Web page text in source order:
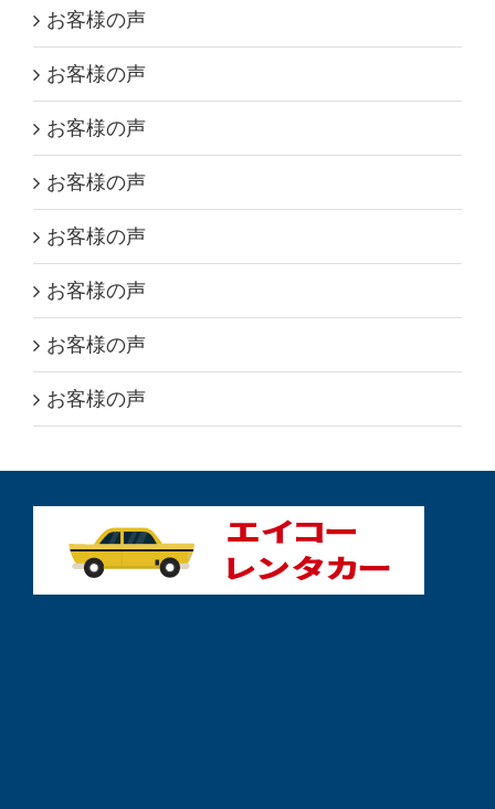
お客様の声
お客様の声
お客様の声
お客様の声
お客様の声
お客様の声
お客様の声
お客様の声